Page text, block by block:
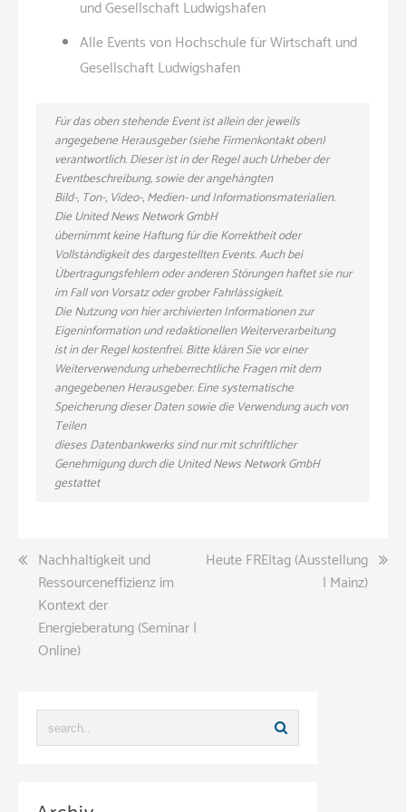
und Gesellschaft Ludwigshafen
Alle Events von Hochschule für Wirtschaft und
Gesellschaft Ludwigshafen
Für das oben stehende Event ist allein der jeweils
angegebene Herausgeber (siehe Firmenkontakt oben)
verantwortlich. Dieser ist in der Regel auch Urheber der
Eventbeschreibung, sowie der angehängten
Bild-, Ton-, Video-, Medien- und Informationsmaterialien.
Die United News Network GmbH
übernimmt keine Haftung für die Korrektheit oder
Vollständigkeit des dargestellten Events. Auch bei
Übertragungsfehlern oder anderen Störungen haftet sie nur
im Fall von Vorsatz oder grober Fahrlässigkeit.
Die Nutzung von hier archivierten Informationen zur
Eigeninformation und redaktionellen Weiterverarbeitung
ist in der Regel kostenfrei. Bitte klären Sie vor einer
Weiterverwendung urheberrechtliche Fragen mit dem
angegebenen Herausgeber. Eine systematische
Speicherung dieser Daten sowie die Verwendung auch von
Teilen
dieses Datenbankwerks sind nur mit schriftlicher
Genehmigung durch die United News Network GmbH
gestattet
Beitragsnavigation
Nachhaltigkeit und
Ressourceneffizienz im
Kontext der
Energieberatung (Seminar |
Online)
Heute FREItag (Ausstellung
| Mainz)